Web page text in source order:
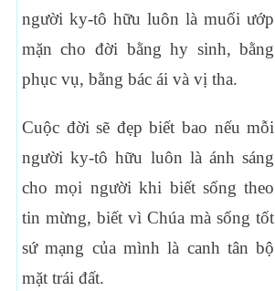
người ky-tô hữu luôn là muối ướp
mặn cho đời bằng hy sinh, bằng
phục vụ, bằng bác ái và vị tha.
Cuộc đời sẽ đẹp biết bao nếu mỗi
người ky-tô hữu luôn là ánh sáng
cho mọi người khi biết sống theo
tin mừng, biết vì Chúa mà sống tốt
sứ mạng của mình là canh tân bộ
mặt trái đất.